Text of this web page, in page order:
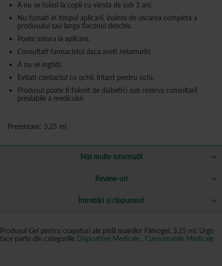
A nu se folosi la copii cu vârsta de sub 3 ani.
Nu fumati in timpul aplicarii, inainte de uscarea completa a
produsului sau langa flaconul deschis.
Poate ustura la aplicare.
Consultati farmacistul daca aveti nelamuriri.
A nu se inghiți.
Evitati contactul cu ochii. Iritant pentru ochi.
Produsul poate fi folosit de diabetici sub rezerva consultarii
prealabile a medicului.
Prezentare: 3,25 ml
Mai multe informații
Review-uri
Întrebări și răspunsuri
Produsul Gel pentru crapaturi ale pielii mainilor Filmogel, 3.25 ml, Urgo
face parte din categoriile Dispozitive Medicale , Consumabile Medicale